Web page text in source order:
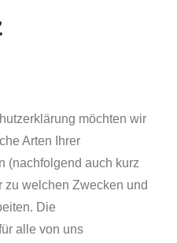
möchten wir
Arten Ihrer
(nachfolgend auch kurz
zu welchen Zwecken und
Die
alle von uns